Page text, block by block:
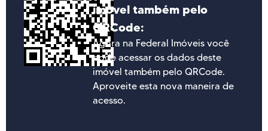
imóvel também pelo
QRCode:
Agora na Federal Imóveis você
pode acessar os dados deste
imóvel também pelo QRCode.
Aproveite esta nova maneira de
acesso.